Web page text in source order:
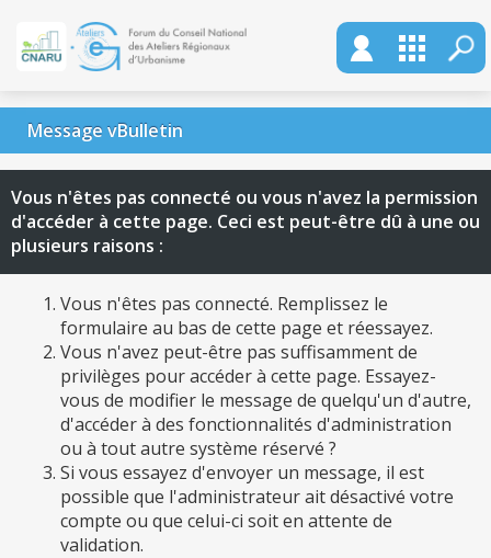
Message vBulletin
Vous n'êtes pas connecté ou vous n'avez la permission
d'accéder à cette page. Ceci est peut-être dû à une ou
plusieurs raisons :
Vous n'êtes pas connecté. Remplissez le
formulaire au bas de cette page et réessayez.
Vous n'avez peut-être pas suffisamment de
privilèges pour accéder à cette page. Essayez-
vous de modifier le message de quelqu'un d'autre,
d'accéder à des fonctionnalités d'administration
ou à tout autre système réservé ?
Si vous essayez d'envoyer un message, il est
possible que l'administrateur ait désactivé votre
compte ou que celui-ci soit en attente de
validation.